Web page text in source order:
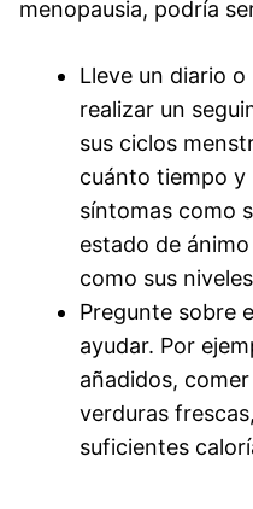
menopausia, podría
Lleve un diario
realizar un
sus ciclos
cuánto tiempo y
síntomas como
estado de
como sus
Pregunte sobre
ayudar. Por
añadidos,
verduras
suficientes